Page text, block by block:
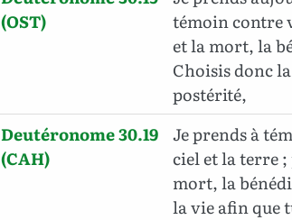
(OST)
témoin contre
et la mort, la
Choisis donc
postérité,
Deutéronome 30.19
(CAH)
Je prends à
ciel et la terre
mort, la
la vie afin que